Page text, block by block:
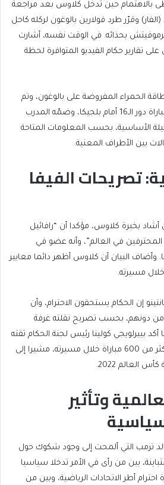
بالاهتمام حين تدخل كلاوس بعد مراجعة
وقرّر طرد فولارين بالوغون لركله كاحل
بحذائه. في الوقت نفسه، أشارت
على تقارير حكام الفيديو المتوافرة لحظة
الحمراء المفروضة على بالوغون، وتم
السماح له بالمشاركة في مباراة دور الـ16 أمام بلجيكا، وضمّه المدرب
الأساسية، بحسب المعلومات المتاحة
بين الأطراف المعنية.
تصريحات الفيفا
أشاد بخبرة كلاوس، مؤكدا أن “رافائيل
في العالم”، وأنه عضو في
وأضاف البيان أن كلاوس أظهر دائما معايير
خلال مسيرته.
إن الحكام يستحقون الاحترام، وأن
من دونهم، بحسب تصريح نقلته غرفة
أكد بييرلويجي كولينا رئيس لجنة الحكام ثقته
في خبرة كلاوس الذي أدار أكثر من 600 مباراة خلال مسيرته، مشيرا إلى
العالم 2022.
وتأثير
ترمب التي ألمحت إلى وجود شكوك حول
بين من رأى في الأمر تدخلا سياسيا
أطر الاتحادات الرياضية، وبين من